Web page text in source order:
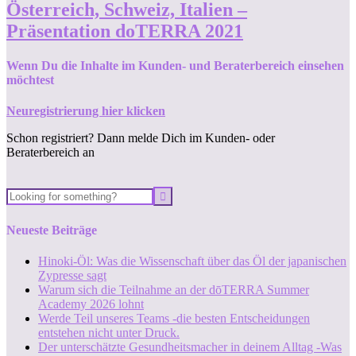
Österreich, Schweiz, Italien –
Präsentation doTERRA 2021
Wenn Du die Inhalte im Kunden- und Beraterbereich einsehen
möchtest
Neuregistrierung hier klicken
Schon registriert? Dann melde Dich im Kunden- oder
Beraterbereich an
Neueste Beiträge
Hinoki-Öl: Was die Wissenschaft über das Öl der japanischen
Zypresse sagt
Warum sich die Teilnahme an der dōTERRA Summer
Academy 2026 lohnt
Werde Teil unseres Teams -die besten Entscheidungen
entstehen nicht unter Druck.
Der unterschätzte Gesundheitsmacher in deinem Alltag -Was